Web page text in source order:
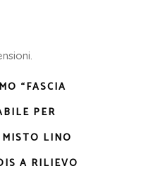
“FASCIA
PER
LINO
A RILIEVO